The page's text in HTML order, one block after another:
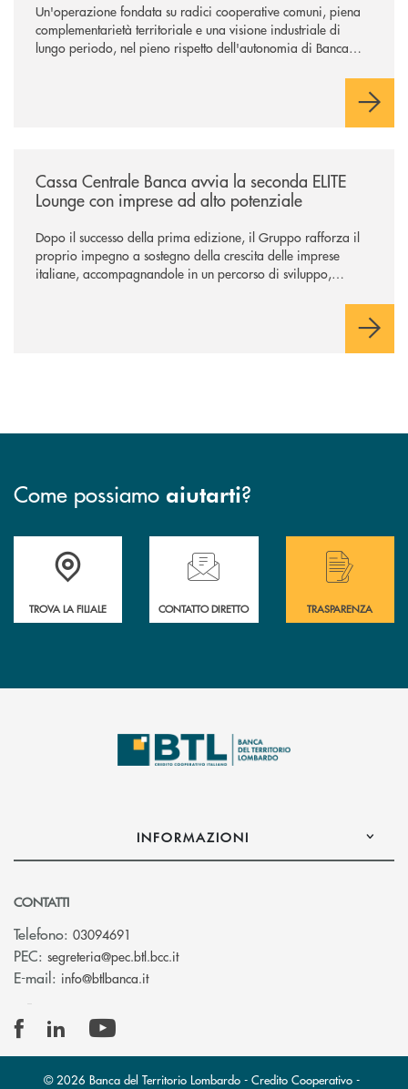
Un'operazione fondata su radici cooperative comuni, piena
complementarietà territoriale e una visione industriale di
lungo periodo, nel pieno rispetto dell'autonomia di Banca
negoziazione esclusiva per la finalizzazione dell’operazione.
Cassa Centrale Banca avvia la seconda ELITE
Lounge con imprese ad alto potenziale
Dopo il successo della prima edizione, il Gruppo rafforza il
proprio impegno a sostegno della crescita delle imprese
italiane, accompagnandole in un percorso di sviluppo,
Come possiamo aiutarti?
Accedi all' elenco completo delle filiali .
TROVA LA FILIALE
Hai bisogno di assistenza immediata?
CONTATTO DIRETTO
Hai bisogno di
TRASPARENZA
INFORMAZIONI
CONTATTI
Telefono: 03094691
PEC: segreteria@pec.btl.bcc.it(si apre l’app di posta elettronica)
E-mail: info@btlbanca.it(si apre l’app di posta elettronica)
© 2026 Banca del Territorio Lombardo - Credito Cooperativo -